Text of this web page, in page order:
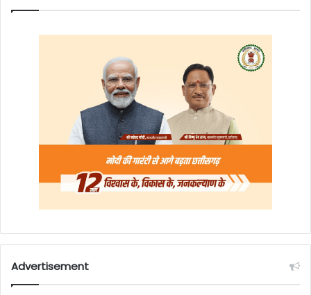
Advertisement